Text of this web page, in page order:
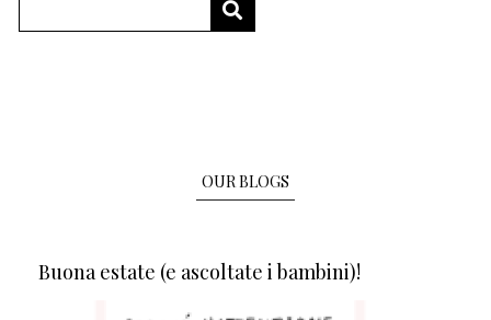
SEARCH
OUR BLOGS
Buona estate (e ascoltate i bambini)!